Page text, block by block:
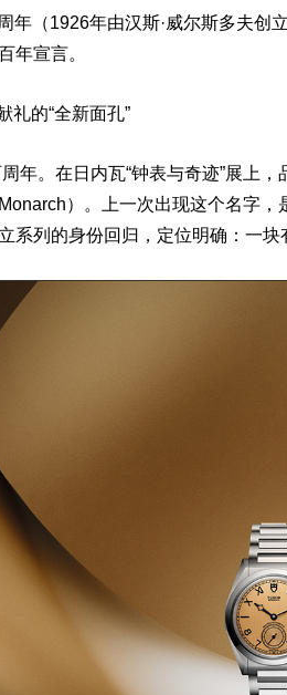
年（1926年由汉斯·威尔斯多夫创
年宣言。
礼的“全新面孔”
年。在日内瓦“钟表与奇迹”展上
）。上一次出现这个名字，
系列的身份回归，定位明确：一